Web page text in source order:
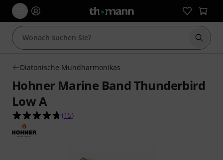
Suche
Diatonische Mundharmonikas
Hohner Marine Band Thunderbird
Low A
4.7 von 5 Sternen aus 15 Kundenbewertungen
(15)